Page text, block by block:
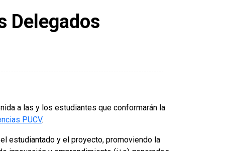
Delegados
a las y los estudiantes que conformarán la
PUCV.
estudiantado y el proyecto, promoviendo la